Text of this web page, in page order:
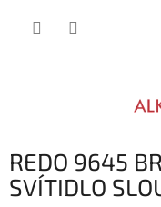
REDO 9645
SVÍTIDLO